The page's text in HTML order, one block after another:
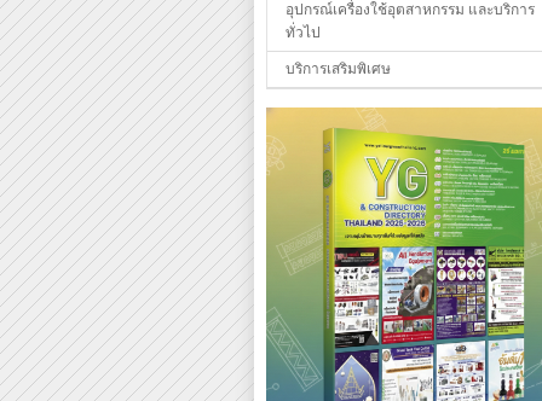
อุปกรณ์เครื่องใช้อุตสาหกรรม และบริการ
ทั่วไป
บริการเสริมพิเศษ